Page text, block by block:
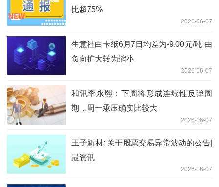
比超75%
2026-06-07
生意社白卡纸6月7日均差为-9.00元/吨 由
负向扩大转为缩小
2026-06-07
和讯李永熙：下周将形成连续性反弹周
期，周一承压确实比较大
2026-06-07
王子新材: 关于股票交易异常波动的公告|
最资讯
2026-06-07